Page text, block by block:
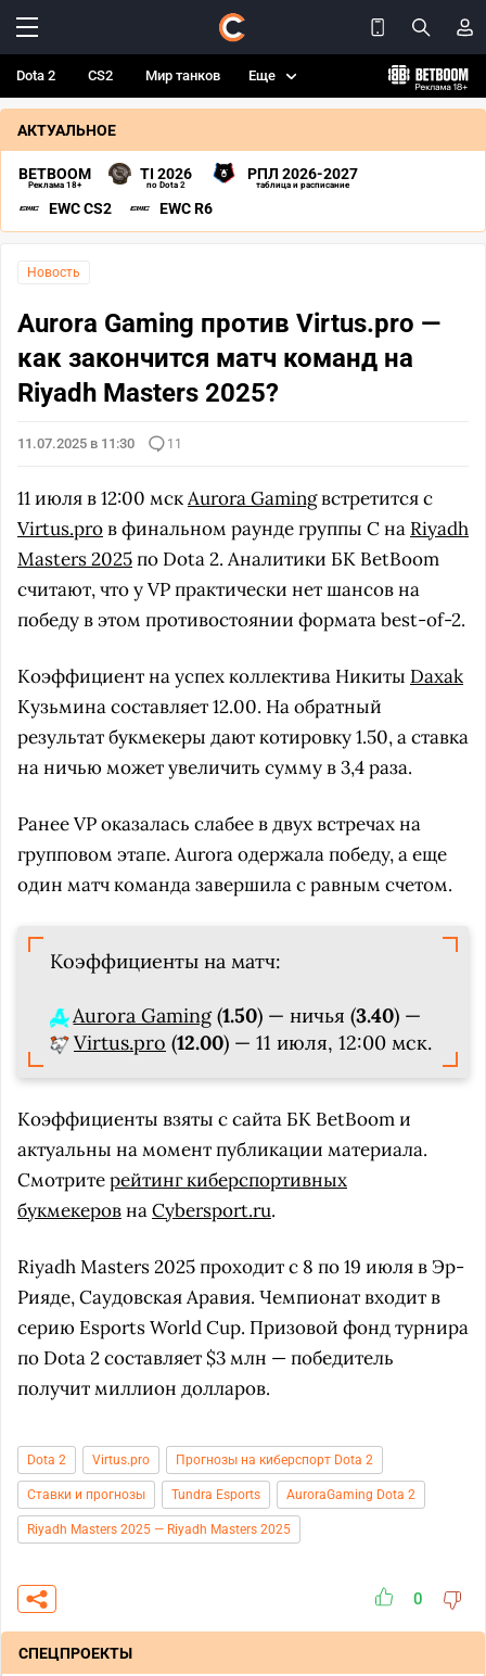
Dota 2 CS2 Мир танков Еще
АКТУАЛЬНОЕ
BETBOOM
Реклама 18+
TI 2026
по Dota 2
РПЛ 2026-2027
таблица и расписание
EWC CS2 EWC R6
Новость
Aurora Gaming против Virtus.pro —
как закончится матч команд на
Riyadh Masters 2025?
11.07.2025 в 11:30 11
11 июля в 12:00 мскAurora Gamingвстретится с
Virtus.proв финальном раунде группы C на Riyadh
Masters 2025по Dota 2. Аналитики БК BetBoom
считают, что у VP практически нет шансов на
победу в этом противостоянии формата best-of-2.
Коэффициент на успех коллектива Никиты Daxak
Кузьмина составляет 12.00. На обратный
результат букмекеры дают котировку 1.50, а ставка
на ничью может увеличить сумму в 3,4 раза.
Ранее VP оказалась слабее в двух встречах на
групповом этапе. Aurora одержала победу, а еще
один матч команда завершила с равным счетом.
Коэффициенты на матч:
Aurora Gaming(1.50) — ничья (3.40) —
Virtus.pro (12.00) — 11 июля, 12:00 мск.
Коэффициенты взяты с сайта БК BetBoom и
актуальны на момент публикации материала.
Смотритерейтинг киберспортивных
букмекеровнаCybersport.ru.
Riyadh Masters 2025 проходит с 8 по 19 июля в Эр-
Рияде, Саудовская Аравия. Чемпионат входит в
серию Esports World Cup. Призовой фонд турнира
по Dota 2 составляет $3 млн — победитель
получит миллион долларов.
Dota 2 Virtus.pro Прогнозы на киберспорт Dota 2
Ставки и прогнозы Tundra Esports AuroraGaming Dota 2
Riyadh Masters 2025 — Riyadh Masters 2025
0
СПЕЦПРОЕКТЫ